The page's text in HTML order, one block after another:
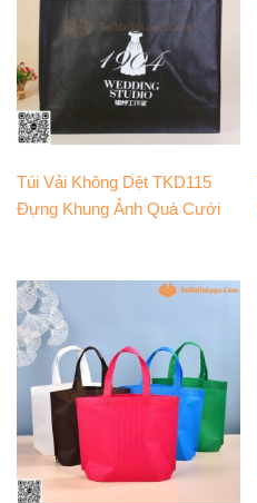
Túi Vải Không Dệt TKD115
Đựng Khung Ảnh Quà Cưới